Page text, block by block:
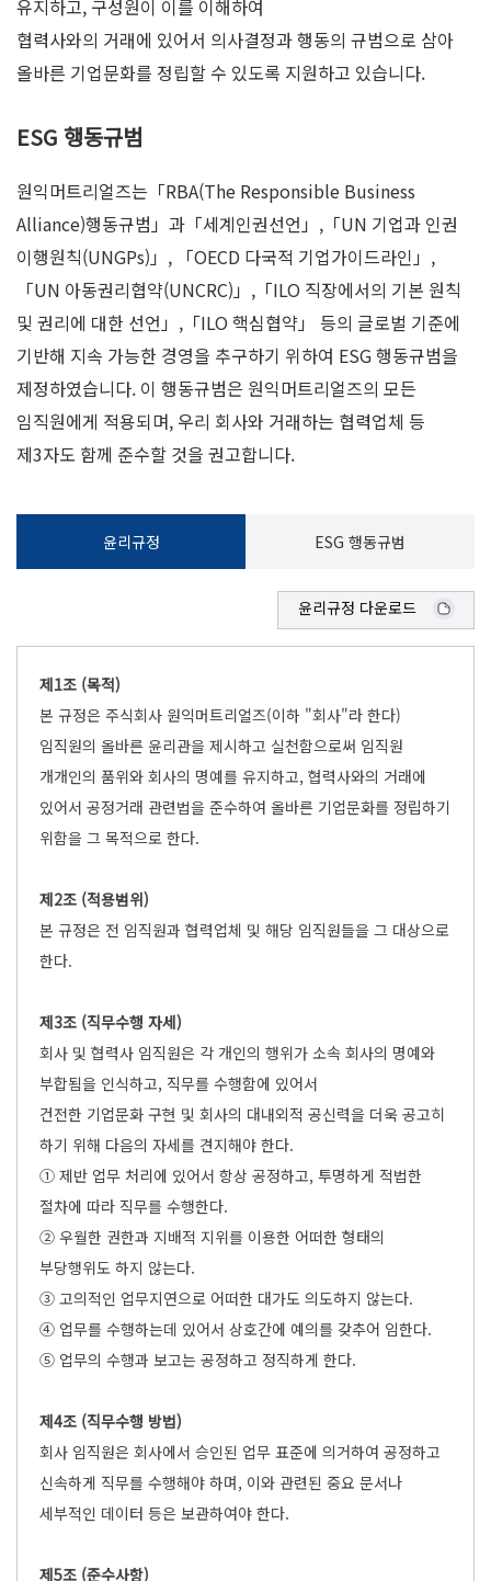
유지하고, 구성원이 이를 이해하여
협력사와의 거래에 있어서 의사결정과 행동의 규범으로 삼아
올바른 기업문화를 정립할 수 있도록 지원하고 있습니다.
ESG 행동규범
원익머트리얼즈는「RBA(The Responsible Business
Alliance)행동규범」과「세계인권선언」,「UN 기업과 인권
이행원칙(UNGPs)」, 「OECD 다국적 기업가이드라인」,
「UN 아동권리협약(UNCRC)」,「ILO 직장에서의 기본 원칙
및 권리에 대한 선언」,「ILO 핵심협약」 등의 글로벌 기준에
기반해 지속 가능한 경영을 추구하기 위하여 ESG 행동규범을
제정하였습니다. 이 행동규범은 원익머트리얼즈의 모든
임직원에게 적용되며, 우리 회사와 거래하는 협력업체 등
제3자도 함께 준수할 것을 권고합니다.
윤리규정 ESG 행동규범
윤리규정 다운로드
제1조 (목적)
본 규정은 주식회사 원익머트리얼즈(이하 "회사"라 한다)
임직원의 올바른 윤리관을 제시하고 실천함으로써 임직원
개개인의 품위와 회사의 명예를 유지하고, 협력사와의 거래에
있어서 공정거래 관련법을 준수하여 올바른 기업문화를 정립하기
위함을 그 목적으로 한다.
제2조 (적용범위)
본 규정은 전 임직원과 협력업체 및 해당 임직원들을 그 대상으로
한다.
제3조 (직무수행 자세)
회사 및 협력사 임직원은 각 개인의 행위가 소속 회사의 명예와
부합됨을 인식하고, 직무를 수행함에 있어서
건전한 기업문화 구현 및 회사의 대내외적 공신력을 더욱 공고히
하기 위해 다음의 자세를 견지해야 한다.
① 제반 업무 처리에 있어서 항상 공정하고, 투명하게 적법한
절차에 따라 직무를 수행한다.
② 우월한 권한과 지배적 지위를 이용한 어떠한 형태의
부당행위도 하지 않는다.
③ 고의적인 업무지연으로 어떠한 대가도 의도하지 않는다.
④ 업무를 수행하는데 있어서 상호간에 예의를 갖추어 임한다.
⑤ 업무의 수행과 보고는 공정하고 정직하게 한다.
제4조 (직무수행 방법)
회사 임직원은 회사에서 승인된 업무 표준에 의거하여 공정하고
신속하게 직무를 수행해야 하며, 이와 관련된 중요 문서나
세부적인 데이터 등은 보관하여야 한다.
제5조 (준수사항)